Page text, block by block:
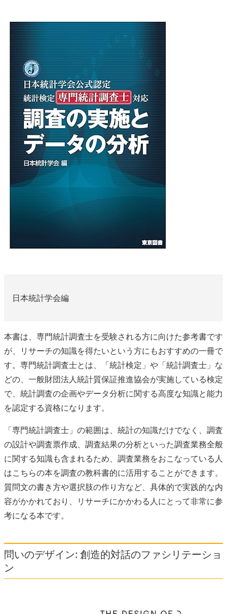
日本統計学会編
本書は、専門統計調査士を受験される方に向けた参考書です
が、リサーチの知識を得たいという方にもおすすめの一冊で
す。専門統計調査士とは、「統計検定」や「統計調査士」な
どの、一般財団法人統計質保証推進協会が実施している検定
で、統計調査の企画やデータ分析に関する高度な知識と能力
を認定する資格になります。
「専門統計調査士」の範囲は、統計の知識だけでなく、調査
の設計や調査票作成、調査結果の分析といった調査業務全般
に関する知識も含まれるため、調査業務をおこなっている人
はこちらの本を調査の教科書的に活用することができます。
質問文の書き方や選択肢の作り方など、具体的で実践的な内
容がかかれており、リサーチにかかわる人にとって非常に参
考になる本です。
問いのデザイン: 創造的対話のファシリテーショ
ン